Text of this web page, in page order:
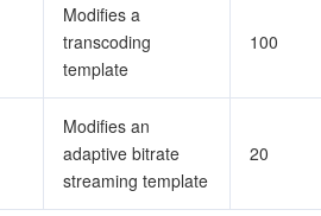
Modifies a
transcoding
template
100
Modifies an
adaptive bitrate
streaming template
20